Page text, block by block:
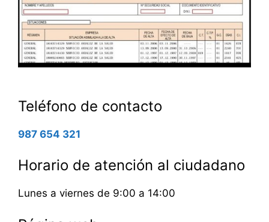
Teléfono de contacto
987 654 321
Horario de atención al ciudadano
Lunes a viernes de 9:00 a 14:00